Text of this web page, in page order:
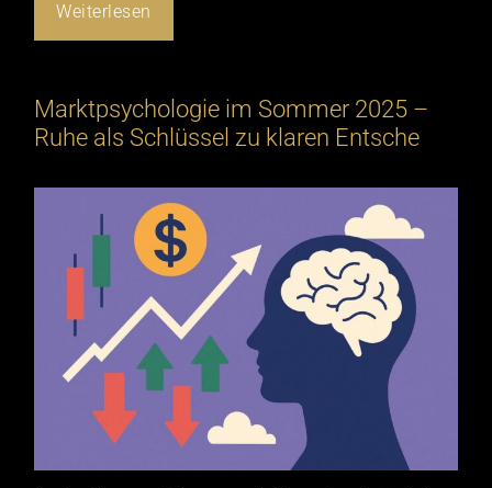
Weiterlesen
Marktpsychologie im Sommer 2025 –
Ruhe als Schlüssel zu klaren Entsche